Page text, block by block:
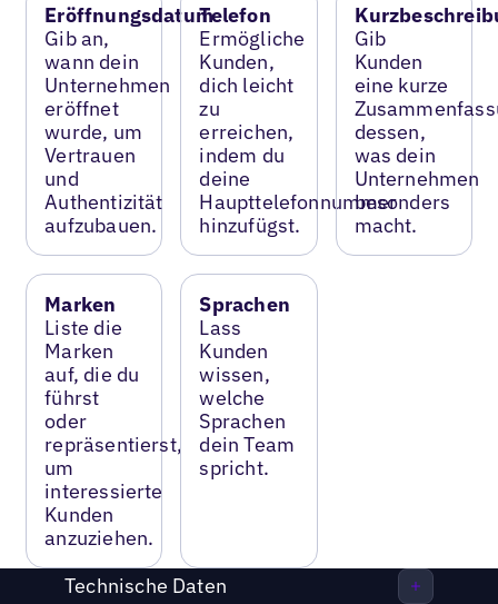
Eröffnungsdatum
Gib an,
wann dein
Unternehmen
eröffnet
wurde, um
Vertrauen
und
Authentizität
aufzubauen.
Telefon
Ermögliche
Kunden,
dich leicht
zu
erreichen,
indem du
deine
Haupttelefonnummer
hinzufügst.
Gib
Kunden
eine kurze
dessen,
was dein
Unternehmen
besonders
macht.
Marken
Liste die
Marken
auf, die du
führst
oder
repräsentierst,
um
interessierte
Kunden
anzuziehen.
Sprachen
Lass
Kunden
wissen,
welche
Sprachen
dein Team
spricht.
Technische Daten